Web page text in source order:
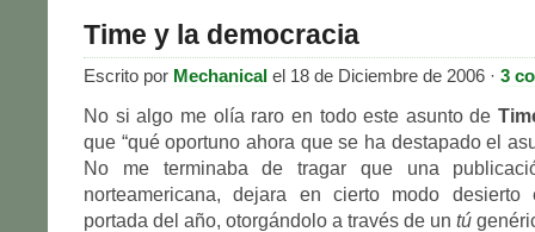
Time y la democracia
Escrito por Mechanical el 18 de Diciembre de 2006 · 3
No si algo me olía raro en todo este asunto de
que “qué oportuno ahora que se ha destapado el
No me terminaba de tragar que una
norteamericana, dejara en cierto modo
portada del año, otorgándolo a través de un tú